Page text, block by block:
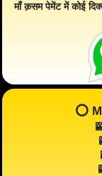
माँ क़सम पेमेंट में कोई
⭕️